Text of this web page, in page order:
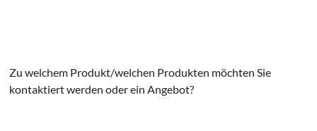
Zu welchem Produkt/welchen Produkten möchten Sie
kontaktiert werden oder ein Angebot?